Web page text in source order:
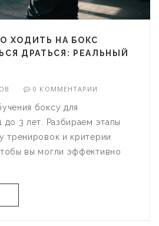
ХОДИТЬ НА БОКС
ДРАТЬСЯ: РЕАЛЬНЫЙ
0 КОММЕНТАРИИ
боксу для
3 лет. Разбираем этапы
тренировок и критерии
вы могли эффективно